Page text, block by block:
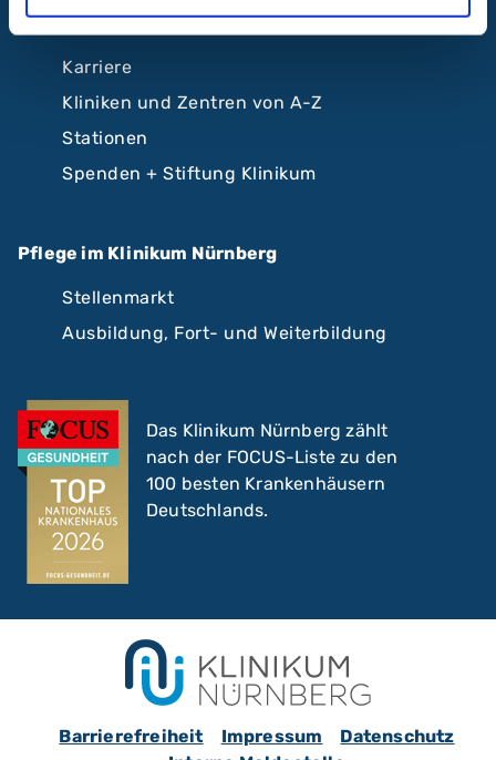
Beliebte Seiten
Karriere
Kliniken und Zentren von A-Z
Stationen
Spenden + Stiftung Klinikum
Pflege im Klinikum Nürnberg
Stellenmarkt
Ausbildung, Fort- und Weiterbildung
Das Klinikum Nürnberg zählt
nach der FOCUS-Liste zu den
100 besten Krankenhäusern
Deutschlands.
Barrierefreiheit Impressum
Datenschutz